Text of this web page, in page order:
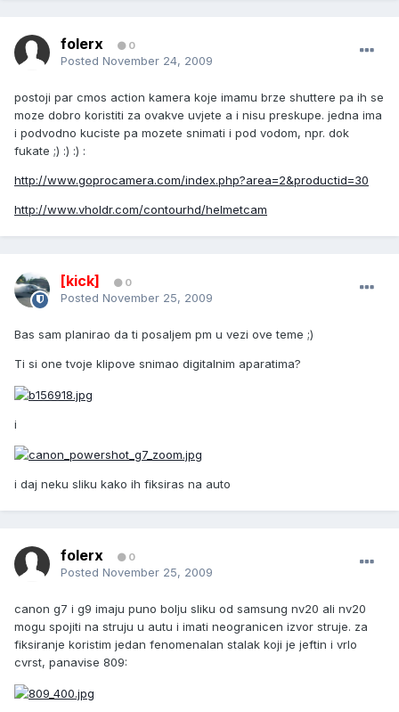
folerx 0
Posted November 24, 2009
postoji par cmos action kamera koje imamu brze shuttere pa ih se
moze dobro koristiti za ovakve uvjete a i nisu preskupe. jedna ima
i podvodno kuciste pa mozete snimati i pod vodom, npr. dok
fukate ;) :) :) :
http://www.goprocamera.com/index.php?area=2&productid=30
http://www.vholdr.com/contourhd/helmetcam
[kick] 0
Posted November 25, 2009
Bas sam planirao da ti posaljem pm u vezi ove teme ;)
Ti si one tvoje klipove snimao digitalnim aparatima?
i
i daj neku sliku kako ih fiksiras na auto
folerx 0
Posted November 25, 2009
canon g7 i g9 imaju puno bolju sliku od samsung nv20 ali nv20
mogu spojiti na struju u autu i imati neogranicen izvor struje. za
fiksiranje koristim jedan fenomenalan stalak koji je jeftin i vrlo
cvrst, panavise 809: